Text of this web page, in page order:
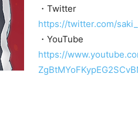
・Twitter
https://twitter.com/
・YouTube
https://